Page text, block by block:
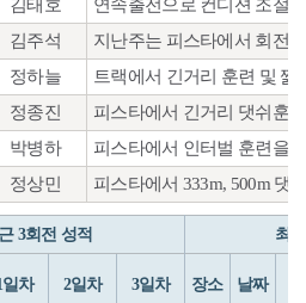
김태호 연속출전으로 컨디션 조절
김주석 지난주는 피스타에서 회전
정하늘 트랙에서 긴거리 훈련 및
정종진 피스타에서 긴거리 댓쉬훈
박병하 피스타에서 인터벌 훈련을
정상민 피스타에서 333m, 500m 댓
3회전 성적 최
일차 2일차 3일차 장소 날짜